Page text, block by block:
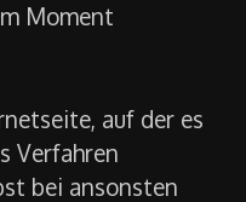
Zeit genug, um
Moment
auf der es
Verfahren